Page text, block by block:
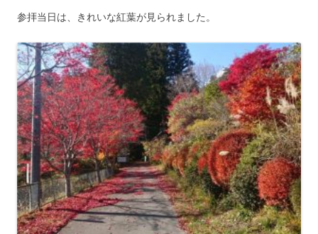
参拝当日は、きれいな紅葉が見られました。